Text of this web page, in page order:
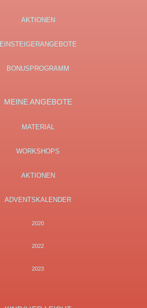
AKTIONEN
EINSTEIGERANGEBOTE
BONUSPROGRAMM
MEINE ANGEBOTE
MATERIAL
WORKSHOPS
AKTIONEN
ADVENTSKALENDER
2020
2022
2023